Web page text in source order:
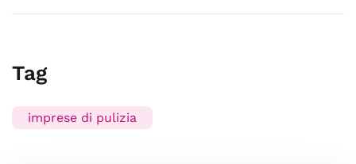
Tag
imprese di pulizia